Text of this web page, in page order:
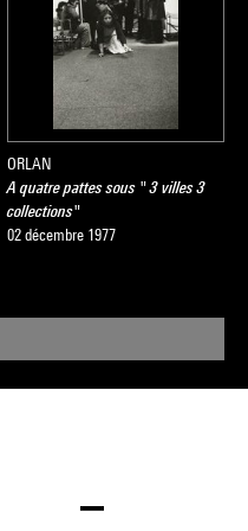
ORLAN
A quatre pattes sous " 3 villes 3
collections"
02 décembre 1977